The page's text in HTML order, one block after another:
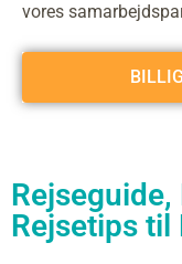
vores
Rejsetips til